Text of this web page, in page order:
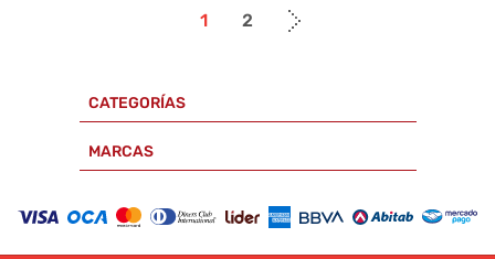
1 2
CATEGORÍAS
MARCAS